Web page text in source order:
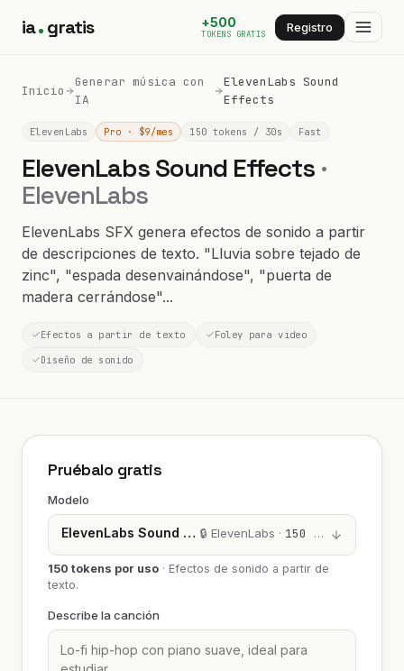
ia gratis +500
TOKENS GRATIS Registro
Inicio
Generar música con
IA
ElevenLabs Sound
Effects
ElevenLabs Pro · $9/mes 150 tokens / 30s Fast
ElevenLabs Sound Effects ·
ElevenLabs
ElevenLabs SFX genera efectos de sonido a partir
de descripciones de texto. "Lluvia sobre tejado de
zinc", "espada desenvainándose", "puerta de
madera cerrándose"...
Efectos a partir de texto
Foley para video
Diseño de sonido
Pruébalo gratis
Modelo
ElevenLabs Sound Effects🔒 ElevenLabs · 150 tokens
150 tokens por uso · Efectos de sonido a partir de
texto.
Describe la canción